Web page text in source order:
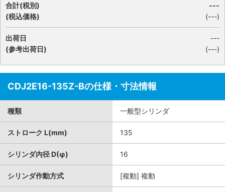
合計(税別)
(税込価格)
---
(---)
出荷日
(参考出荷日)
---
(---)
CDJ2E16-135Z-Bの仕様・寸法情報
種類 一般型シリンダ
ストローク L(mm) 135
シリンダ内径 D(φ) 16
シリンダ作動方式 [複動] 複動